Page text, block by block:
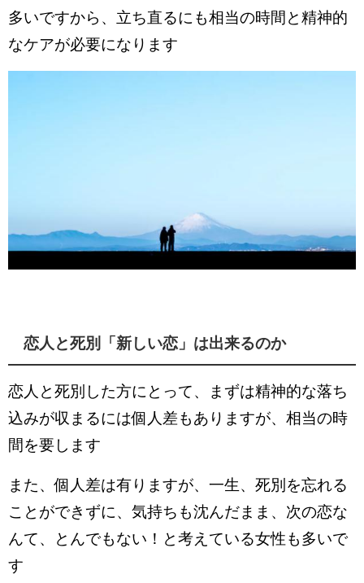
多いですから、立ち直るにも相当の時間と精神的
なケアが必要になります
恋人と死別「新しい恋」は出来るのか
恋人と死別した方にとって、まずは精神的な落ち
込みが収まるには個人差もありますが、相当の時
間を要します
また、個人差は有りますが、一生、死別を忘れる
ことができずに、気持ちも沈んだまま、次の恋な
んて、とんでもない！と考えている女性も多いで
す